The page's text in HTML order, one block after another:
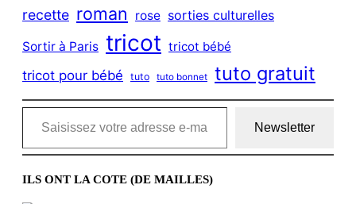
recette roman rose sorties culturelles
Sortir à Paris tricot tricot bébé
tricot pour bébé tuto tuto bonnet tuto gratuit
Saisissez votre adresse e-mail…
Newsletter
ILS ONT LA COTE (DE MAILLES)